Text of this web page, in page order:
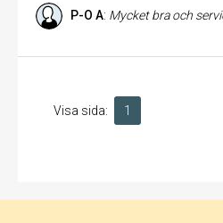
P-O A: Mycket bra och servicevänligt varv som verkligen kan
Visa sida: 1